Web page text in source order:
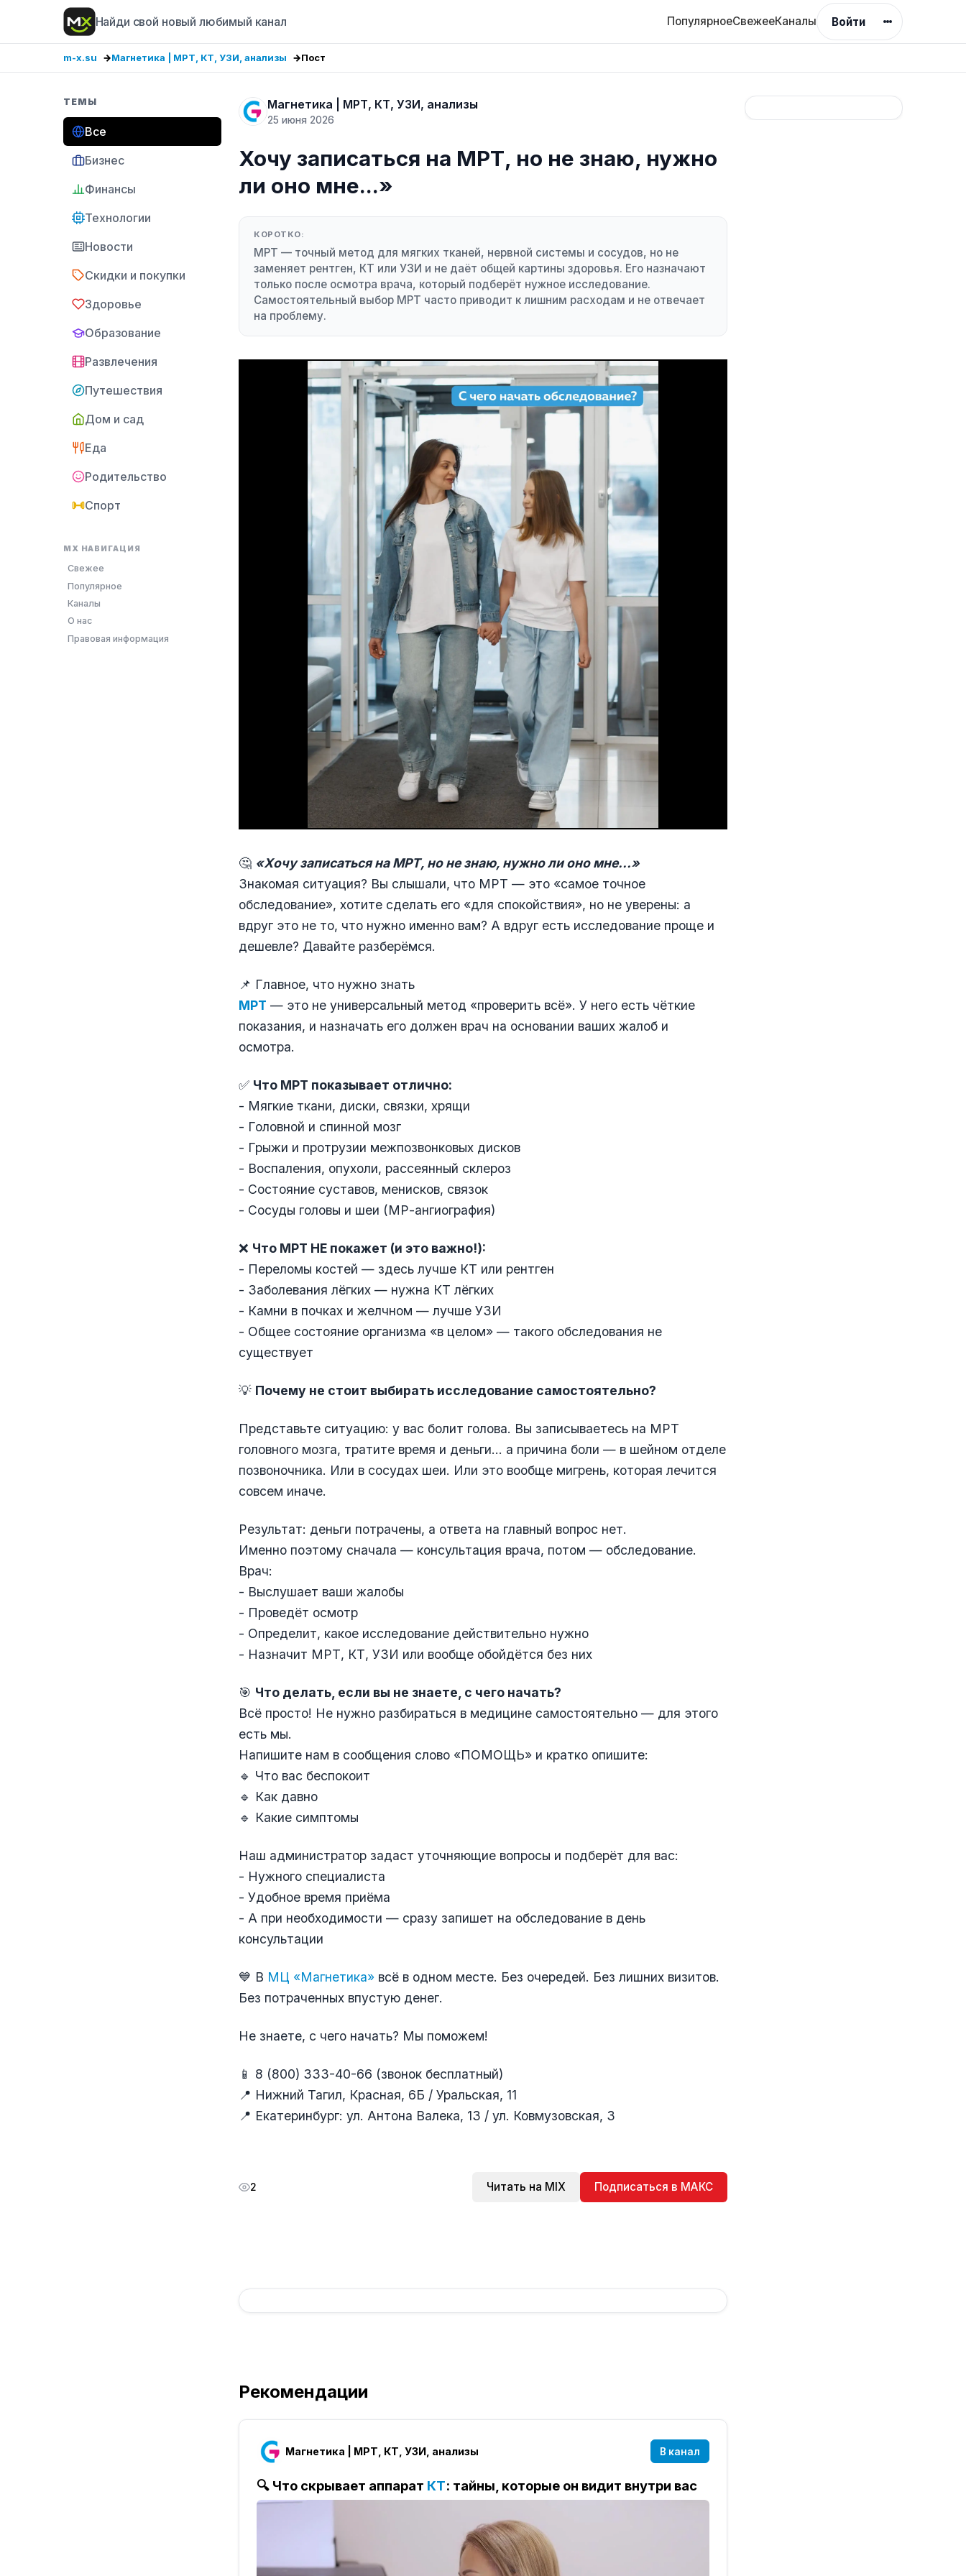
Найди свой новый любимый канал ПопулярноеСвежееКаналы Войти
m-x.su Магнетика | МРТ, КТ, УЗИ, анализы Пост
ТЕМЫ
Все
Бизнес
Финансы
Технологии
Новости
Скидки и покупки
Здоровье
Образование
Развлечения
Путешествия
Дом и сад
Еда
Родительство
Спорт
MX НАВИГАЦИЯ
Свежее
Популярное
Каналы
О нас
Правовая информация
Магнетика | МРТ, КТ, УЗИ, анализы
25 июня 2026
Хочу записаться на МРТ, но не знаю, нужно
ли оно мне...»
КОРОТКО:
МРТ — точный метод для мягких тканей, нервной системы и сосудов, но не
заменяет рентген, КТ или УЗИ и не даёт общей картины здоровья. Его назначают
только после осмотра врача, который подберёт нужное исследование.
Самостоятельный выбор МРТ часто приводит к лишним расходам и не отвечает
на проблему.
🤔 «Хочу записаться на МРТ, но не знаю, нужно ли оно мне...»
Знакомая ситуация? Вы слышали, что МРТ — это «самое точное
обследование», хотите сделать его «для спокойствия», но не уверены: а
вдруг это не то, что нужно именно вам? А вдруг есть исследование проще и
дешевле? Давайте разберёмся.
📌 Главное, что нужно знать
МРТ — это не универсальный метод «проверить всё». У него есть чёткие
показания, и назначать его должен врач на основании ваших жалоб и
осмотра.
✅ Что МРТ показывает отлично:
- Мягкие ткани, диски, связки, хрящи
- Головной и спинной мозг
- Грыжи и протрузии межпозвонковых дисков
- Воспаления, опухоли, рассеянный склероз
- Состояние суставов, менисков, связок
- Сосуды головы и шеи (МР-ангиография)
❌ Что МРТ НЕ покажет (и это важно!):
- Переломы костей — здесь лучше КТ или рентген
- Заболевания лёгких — нужна КТ лёгких
- Камни в почках и желчном — лучше УЗИ
- Общее состояние организма «в целом» — такого обследования не
существует
💡 Почему не стоит выбирать исследование самостоятельно?
Представьте ситуацию: у вас болит голова. Вы записываетесь на МРТ
головного мозга, тратите время и деньги... а причина боли — в шейном отделе
позвоночника. Или в сосудах шеи. Или это вообще мигрень, которая лечится
совсем иначе.
Результат: деньги потрачены, а ответа на главный вопрос нет.
Именно поэтому сначала — консультация врача, потом — обследование.
Врач:
- Выслушает ваши жалобы
- Проведёт осмотр
- Определит, какое исследование действительно нужно
- Назначит МРТ, КТ, УЗИ или вообще обойдётся без них
🎯 Что делать, если вы не знаете, с чего начать?
Всё просто! Не нужно разбираться в медицине самостоятельно — для этого
есть мы.
Напишите нам в сообщения слово «ПОМОЩЬ» и кратко опишите:
🔹 Что вас беспокоит
🔹 Как давно
🔹 Какие симптомы
Наш администратор задаст уточняющие вопросы и подберёт для вас:
- Нужного специалиста
- Удобное время приёма
- А при необходимости — сразу запишет на обследование в день
консультации
💙 В МЦ «Магнетика» всё в одном месте. Без очередей. Без лишних визитов.
Без потраченных впустую денег.
Не знаете, с чего начать? Мы поможем!
📱 8 (800) 333-40-66 (звонок бесплатный)
📍 Нижний Тагил, Красная, 6Б / Уральская, 11
📍 Екатеринбург: ул. Антона Валека, 13 / ул. Ковмузовская, 3
2 Читать на MIX Подписаться в МАКС
Рекомендации
Магнетика | МРТ, КТ, УЗИ, анализы В канал
🔍 Что скрывает аппарат КТ: тайны, которые он видит внутри вас